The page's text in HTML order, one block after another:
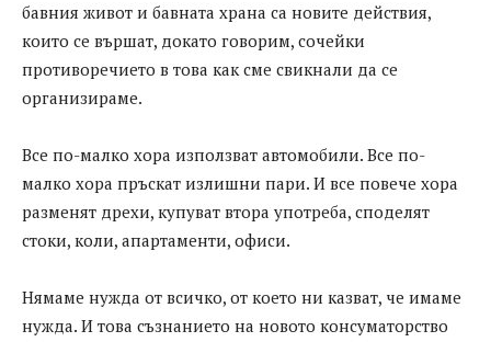
бавния живот и бавната храна са новите действия,
които се вършат, докато говорим, сочейки
противоречието в това как сме свикнали да се
организираме.
Все по-малко хора използват автомобили. Все по-
малко хора пръскат излишни пари. И все повече хора
разменят дрехи, купуват втора употреба, споделят
стоки, коли, апартаменти, офиси.
Нямаме нужда от всичко, от което ни казват, че имаме
нужда. И това съзнанието на новото консуматорство